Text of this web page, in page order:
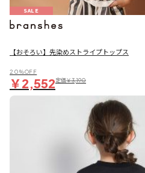
SALE
【おそろい】先染めストライプトップス
20％OFF
￥2,552定価￥3,190